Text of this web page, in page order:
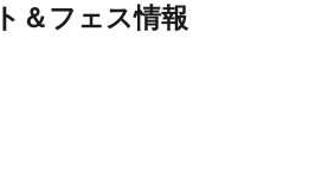
＆フェス情報